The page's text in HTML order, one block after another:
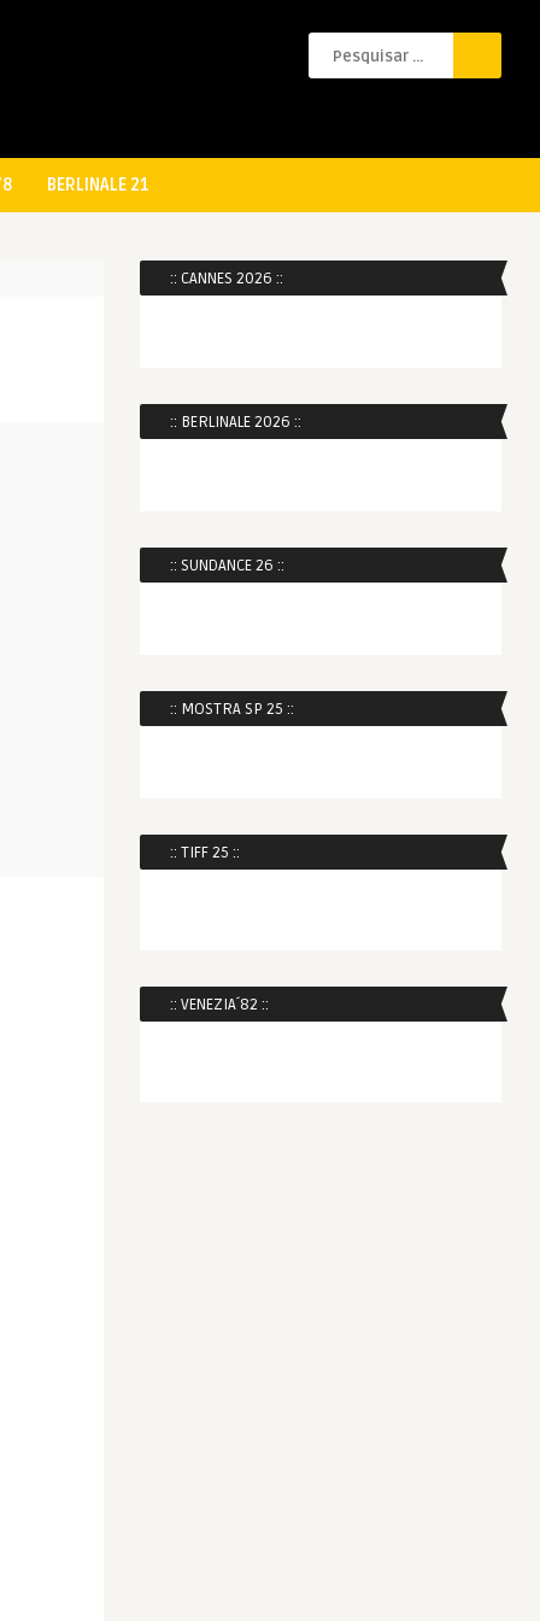
BERLINALE 21
:: CANNES 2026 ::
:: BERLINALE 2026 ::
:: SUNDANCE 26 ::
:: MOSTRA SP 25 ::
:: TIFF 25 ::
:: VENEZIA´82 ::